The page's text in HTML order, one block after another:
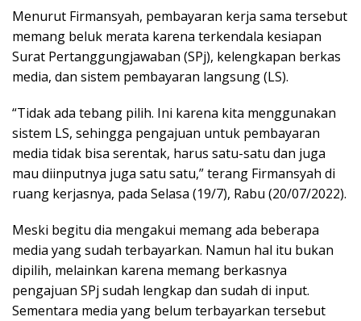
Menurut Firmansyah, pembayaran kerja sama tersebut
memang beluk merata karena terkendala kesiapan
Surat Pertanggungjawaban (SPj), kelengkapan berkas
media, dan sistem pembayaran langsung (LS).
“Tidak ada tebang pilih. Ini karena kita menggunakan
sistem LS, sehingga pengajuan untuk pembayaran
media tidak bisa serentak, harus satu-satu dan juga
mau diinputnya juga satu satu,” terang Firmansyah di
ruang kerjasnya, pada Selasa (19/7), Rabu (20/07/2022).
Meski begitu dia mengakui memang ada beberapa
media yang sudah terbayarkan. Namun hal itu bukan
dipilih, melainkan karena memang berkasnya
pengajuan SPj sudah lengkap dan sudah di input.
Sementara media yang belum terbayarkan tersebut